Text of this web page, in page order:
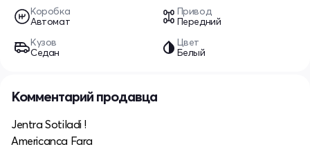
Коробка
Автомат
Привод
Передний
Кузов
Седан
Цвет
Белый
Комментарий продавца
Jentra Sotiladi !
Americanca Fara